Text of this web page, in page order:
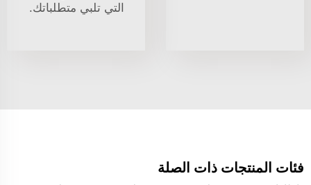
التي تلبي متطلباتك.
فئات المنتجات ذات الصلة